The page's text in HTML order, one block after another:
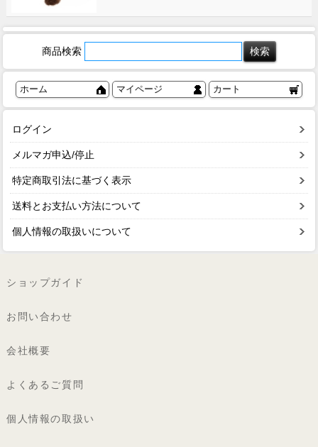
商品検索
ホーム マイページ カート
ログイン
メルマガ申込/停止
特定商取引法に基づく表示
送料とお支払い方法について
個人情報の取扱いについて
ショップガイド
お問い合わせ
会社概要
よくあるご質問
個人情報の取扱い